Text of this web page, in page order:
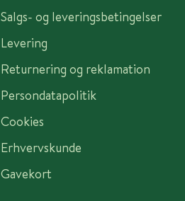
Salgs- og leveringsbetingelser
Levering
Returnering og reklamation
Persondatapolitik
Cookies
Erhvervskunde
Gavekort